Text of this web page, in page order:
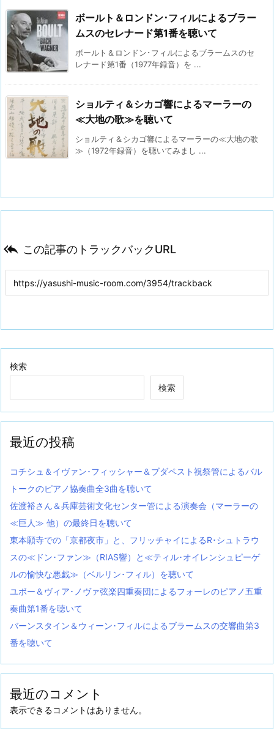
ボールト＆ロンドン･フィルによるブラー
ムスのセレナード第1番を聴いて
ボールト＆ロンドン･フィルによるブラームスのセ
レナード第1番（1977年録音）を ...
ショルティ＆シカゴ響によるマーラーの
≪大地の歌≫を聴いて
ショルティ＆シカゴ響によるマーラーの≪大地の歌
≫（1972年録音）を聴いてみまし ...
 この記事のトラックバックURL
検索
検索
最近の投稿
コチシュ＆イヴァン･フィッシャー＆ブダペスト祝祭管によるバル
トークのピアノ協奏曲全3曲を聴いて
佐渡裕さん＆兵庫芸術文化センター管による演奏会（マーラーの
≪巨人≫ 他）の最終日を聴いて
東本願寺での「京都夜市」と、フリッチャイによるR･シュトラウ
スの≪ドン･ファン≫（RIAS響）と≪ティル･オイレンシュピーゲ
ルの愉快な悪戯≫（ベルリン･フィル）を聴いて
ユボー＆ヴィア･ノヴァ弦楽四重奏団によるフォーレのピアノ五重
奏曲第1番を聴いて
バーンスタイン＆ウィーン･フィルによるブラームスの交響曲第3
番を聴いて
最近のコメント
表示できるコメントはありません。